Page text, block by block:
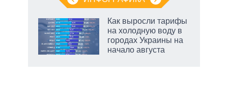
Как выросли тарифы
на холодную воду в
городах Украины на
начало августа